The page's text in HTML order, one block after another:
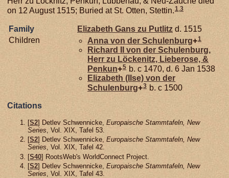
on 12 August 1515; Buried at St. Otten, Stettin.1,3
Family Elizabeth Gans zu Putlitz d. 1515
Children
Anna von der Schulenburg+1
Richard II von der Schulenburg,
Herr zu Löckenitz, Lieberose, &
Penkun+5 b. c 1470, d. 6 Jan 1538
Elizabeth (Ilse) von der
Schulenburg+3 b. c 1500
Citations
[S2] Detlev Schwennicke, Europaische Stammtafeln, New
Series, Vol. XIX, Tafel 53.
[S2] Detlev Schwennicke, Europaische Stammtafeln, New
Series, Vol. XIX, Tafel 42.
[S40] RootsWeb's WorldConnect Project.
[S2] Detlev Schwennicke, Europaische Stammtafeln, New
Series , Vol. XIX, Tafel 43.